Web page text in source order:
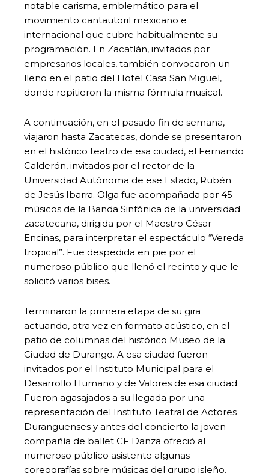
notable carisma, emblemático para el
movimiento cantautoril mexicano e
internacional que cubre habitualmente su
programación. En Zacatlán, invitados por
empresarios locales, también convocaron un
lleno en el patio del Hotel Casa San Miguel,
donde repitieron la misma fórmula musical.
A continuación, en el pasado fin de semana,
viajaron hasta Zacatecas, donde se presentaron
en el histórico teatro de esa ciudad, el Fernando
Calderón, invitados por el rector de la
Universidad Autónoma de ese Estado, Rubén
de Jesús Ibarra. Olga fue acompañada por 45
músicos de la Banda Sinfónica de la universidad
zacatecana, dirigida por el Maestro César
Encinas, para interpretar el espectáculo “Vereda
tropical”. Fue despedida en pie por el
numeroso público que llenó el recinto y que le
solicitó varios bises.
Terminaron la primera etapa de su gira
actuando, otra vez en formato acústico, en el
patio de columnas del histórico Museo de la
Ciudad de Durango. A esa ciudad fueron
invitados por el Instituto Municipal para el
Desarrollo Humano y de Valores de esa ciudad.
Fueron agasajados a su llegada por una
representación del Instituto Teatral de Actores
Duranguenses y antes del concierto la joven
compañía de ballet CF Danza ofreció al
numeroso público asistente algunas
coreografías sobre músicas del grupo isleño.